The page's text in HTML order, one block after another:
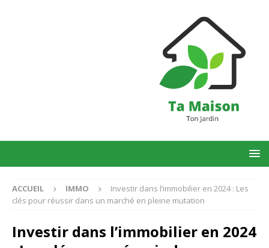
ACCUEIL IMMO
Investir dans l’immobilier en 2024 : Les
clés pour réussir dans un marché en pleine mutation
Investir dans l’immobilier en 2024